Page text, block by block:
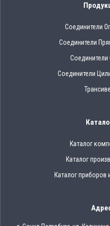
Соединители
Соединители
Соединители
Соединители
Каталог
Каталог
Каталог приборов